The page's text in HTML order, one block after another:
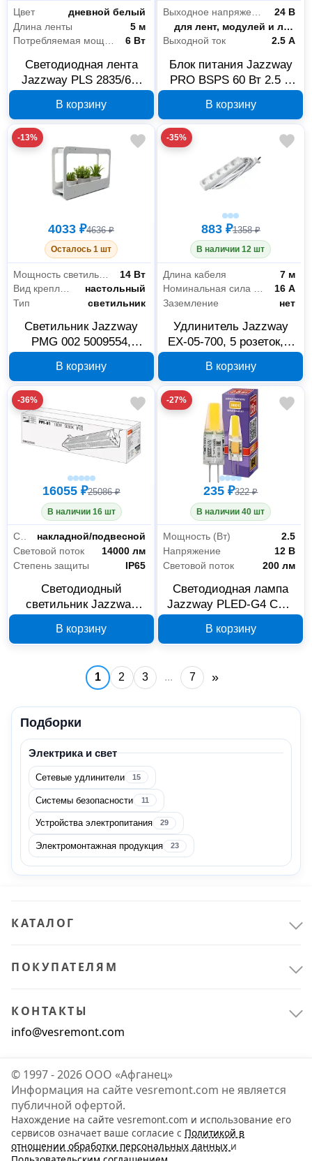
Электрика и свет
Аксессуары и комплектующие 44
Лампочки
Освещение
Разветвители и адаптеры
Светильники
Показать все
Крепёж 18
Специальный крепеж 18
Сантехника
Отдых в саду
Цвет
дневной белый
Длина ленты
5 м
Потребляемая мощность на 1 метр
6 Вт
Светодиодная лента
Jazzway PLS 2835/60-
5 м 5015630
В корзину
24 В
Назначение
для лент, модулей и линеек
Выходной ток
2.5 А
Блок питания Jazzway
PRO BSPS 60 Вт 2.5 А
В корзину
-13%
4033 ₽4636 ₽
Осталось 1 шт
14 Вт
Вид крепления
настольный
Тип
светильник
Светильник Jazzway
PMG 002 5009554,
В корзину
-35%
883 ₽1358 ₽
В наличии 12 шт
Длина кабеля
7 м
Номинальная сила тока
16 А
Заземление
нет
Удлинитель Jazzway
EX-05-700, 5 розеток, 7
В корзину
-36%
16055 ₽25086 ₽
В наличии 16 шт
Способ установки
накладной/подвесной
Световой поток
14000 лм
Степень защиты
IP65
Светодиодный
светильник Jazzway
IP65
В корзину
-27%
235 ₽322 ₽
В наличии 40 шт
Мощность (Вт)
2.5
Напряжение
12 В
Световой поток
200 лм
Светодиодная лампа
Jazzway PLED-G4 COB
В корзину
1 2 3 ... 7 »
Подборки
Электрика и свет
Сетевые удлинители 15
Системы безопасности 11
Устройства электропитания 29
Электромонтажная продукция 23
КАТАЛОГ
ПОКУПАТЕЛЯМ
КОНТАКТЫ
info@vesremont.com
© 1997 - 2026 ООО «Афганец»
Информация на сайте vesremont.com не является
публичной офертой.
Нахождение на сайте vesremont.com и использование его
сервисов означает ваше согласие с Политикой в
отношении обработки персональных данных и